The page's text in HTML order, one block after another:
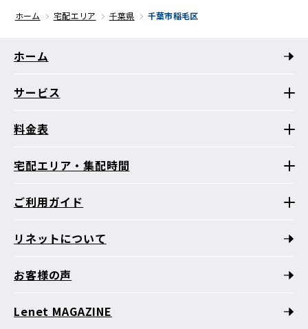
ホーム 宅配エリア 千葉県 千葉市稲毛区
ホーム
サービス
料金表
宅配エリア・集配時間
ご利用ガイド
リネットについて
お客様の声
Lenet MAGAZINE